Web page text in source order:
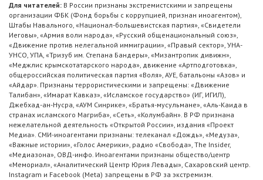
Для читателей: В России признаны экстремистскими и запрещены
организации ФБК (Фонд борьбы с коррупцией, признан иноагентом),
Штабы Навального, «Национал-большевистская партия», «Свидетели
Иеговы», «Армия воли народа», «Русский общенациональный союз»,
«Движение против нелегальной иммиграции», «Правый сектор», УНА-
УНСО, УПА, «Тризуб им. Степана Бандеры», «Мизантропик дивижн»,
«Меджлис крымскотатарского народа», движение «Артподготовка»,
общероссийская политическая партия «Воля», АУЕ, батальоны «Азов» и
«Айдар». Признаны террористическими и запрещены: «Движение
Талибан», «Имарат Кавказ», «Исламское государство» (ИГ, ИГИЛ),
Джебхад-ан-Нусра, «АУМ Синрике», «Братья-мусульмане», «Аль-Каида в
странах исламского Магриба», «Сеть», «Колумбайн». В РФ признана
нежелательной деятельность «Открытой России», издания «Проект
Медиа». СМИ-иноагентами признаны: телеканал «Дождь», «Медуза»,
«Важные истории», «Голос Америки», радио «Свобода», The Insider,
«Медиазона», ОВД-инфо. Иноагентами признаны общество/центр
«Мемориал», «Аналитический Центр Юрия Левады», Сахаровский центр.
Instagram и Facebook (Metа) запрещены в РФ за экстремизм.